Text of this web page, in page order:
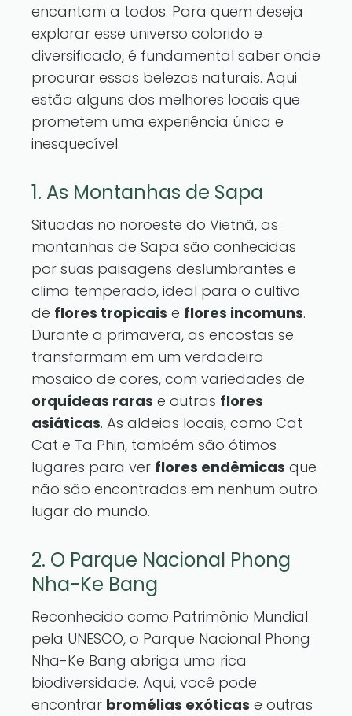
encantam a todos. Para quem deseja
explorar esse universo colorido e
diversificado, é fundamental saber onde
procurar essas belezas naturais. Aqui
estão alguns dos melhores locais que
prometem uma experiência única e
inesquecível.
1. As Montanhas de Sapa
Situadas no noroeste do Vietnã, as
montanhas de Sapa são conhecidas
por suas paisagens deslumbrantes e
clima temperado, ideal para o cultivo
de flores tropicais e flores incomuns.
Durante a primavera, as encostas se
transformam em um verdadeiro
mosaico de cores, com variedades de
orquídeas raras e outras flores
asiáticas. As aldeias locais, como Cat
Cat e Ta Phin, também são ótimos
lugares para ver flores endêmicas que
não são encontradas em nenhum outro
lugar do mundo.
2. O Parque Nacional Phong
Nha-Ke Bang
Reconhecido como Patrimônio Mundial
pela UNESCO, o Parque Nacional Phong
Nha-Ke Bang abriga uma rica
biodiversidade. Aqui, você pode
encontrar bromélias exóticas e outras